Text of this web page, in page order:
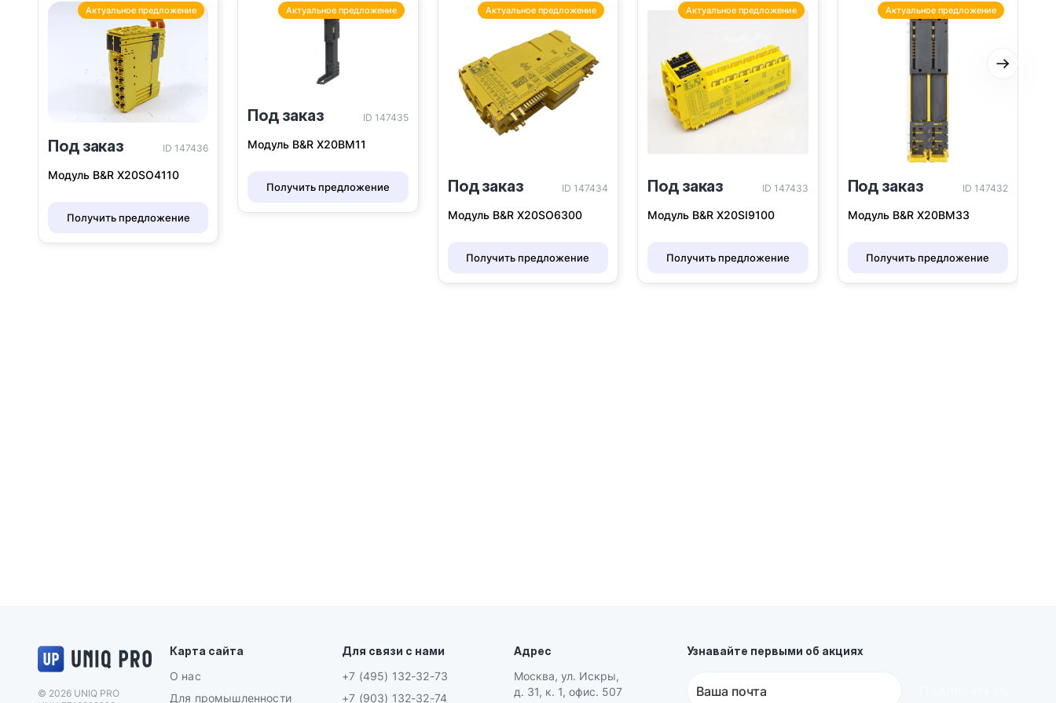
Актуальное предложение
Под заказ ID 147436
Модуль B&R X20SO4110
Получить предложение
Актуальное предложение
Под заказ ID 147435
Модуль B&R Х20BM11
Получить предложение
Актуальное предложение
Под заказ ID 147434
Модуль B&R X20SO6300
Получить предложение
Актуальное предложение
Под заказ ID 147433
Модуль B&R X20SI9100
Получить предложение
Актуальное предложение
Под заказ ID 147432
Модуль B&R X20BM33
Получить предложение
Логотип UNIQ PRO
© 2026 UNIQ PRO
Карта сайта
О нас
Для промышленности
Для связи с нами
+7 (495) 132-32-73
+7 (903) 132-32-74
Адрес
Москва, ул. Искры,
д. 31, к. 1, офис. 507
Узнавайте первыми об акциях
Ваша почта